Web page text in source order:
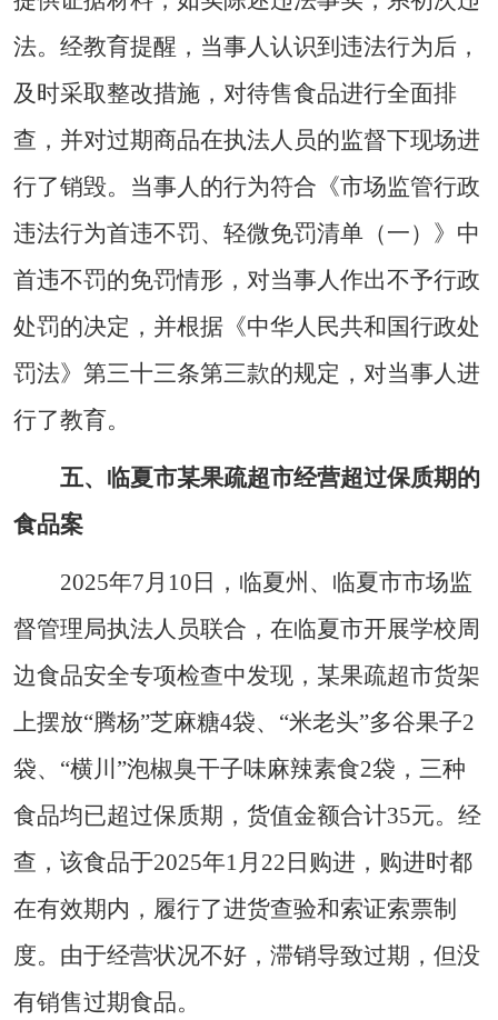
法。经教育提醒，当事人认识到违法行为后，
及时采取整改措施，对待售食品进行全面排
查，并对过期商品在执法人员的监督下现场进
行了销毁。当事人的行为符合《市场监管行政
违法行为首违不罚、轻微免罚清单（一）》中
首违不罚的免罚情形，对当事人作出不予行政
处罚的决定，并根据《中华人民共和国行政处
罚法》第三十三条第三款的规定，对当事人进
行了教育。
五、临夏市某果疏超市经营超过保质期的
食品案
2025年7月10日，临夏州、临夏市市场监
督管理局执法人员联合，在临夏市开展学校周
边食品安全专项检查中发现，某果疏超市货架
上摆放“腾杨”芝麻糖4袋、“米老头”多谷果子2
袋、“横川”泡椒臭干子味麻辣素食2袋，三种
食品均已超过保质期，货值金额合计35元。经
查，该食品于2025年1月22日购进，购进时都
在有效期内，履行了进货查验和索证索票制
度。由于经营状况不好，滞销导致过期，但没
有销售过期食品。